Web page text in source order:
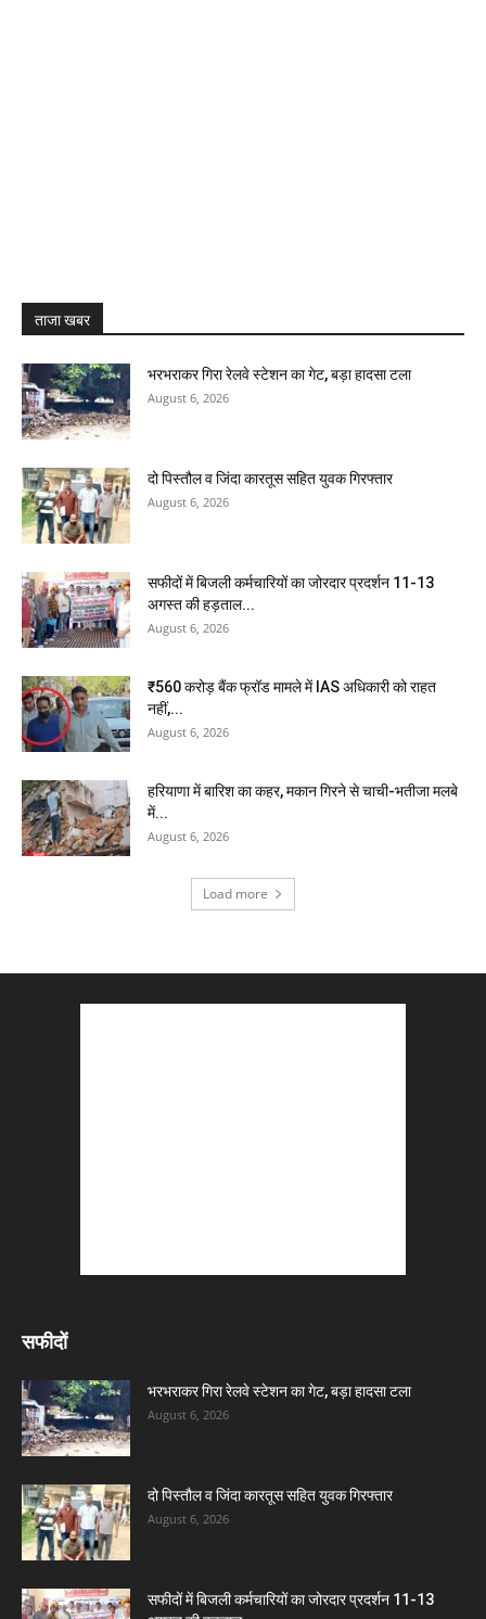
ताजा खबर
भरभराकर गिरा रेलवे स्टेशन का गेट, बड़ा हादसा टला
August 6, 2026
दो पिस्तौल व जिंदा कारतूस सहित युवक गिरफ्तार
August 6, 2026
सफीदों में बिजली कर्मचारियों का जोरदार प्रदर्शन 11-13
अगस्त की हड़ताल...
August 6, 2026
₹560 करोड़ बैंक फ्रॉड मामले में IAS अधिकारी को राहत
नहीं,...
August 6, 2026
हरियाणा में बारिश का कहर, मकान गिरने से चाची-भतीजा मलबे
में...
August 6, 2026
Load more
सफीदों
भरभराकर गिरा रेलवे स्टेशन का गेट, बड़ा हादसा टला
August 6, 2026
दो पिस्तौल व जिंदा कारतूस सहित युवक गिरफ्तार
August 6, 2026
सफीदों में बिजली कर्मचारियों का जोरदार प्रदर्शन 11-13